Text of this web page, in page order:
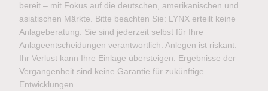
bereit – mit Fokus auf die deutschen, amerikanischen und
asiatischen Märkte. Bitte beachten Sie: LYNX erteilt keine
Anlageberatung. Sie sind jederzeit selbst für Ihre
Anlageentscheidungen verantwortlich. Anlegen ist riskant.
Ihr Verlust kann Ihre Einlage übersteigen. Ergebnisse der
Vergangenheit sind keine Garantie für zukünftige
Entwicklungen.